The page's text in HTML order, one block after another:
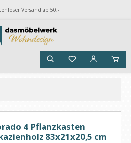
Versand ab 50,-
4 Pflanzkasten
83x21x20,5 cm